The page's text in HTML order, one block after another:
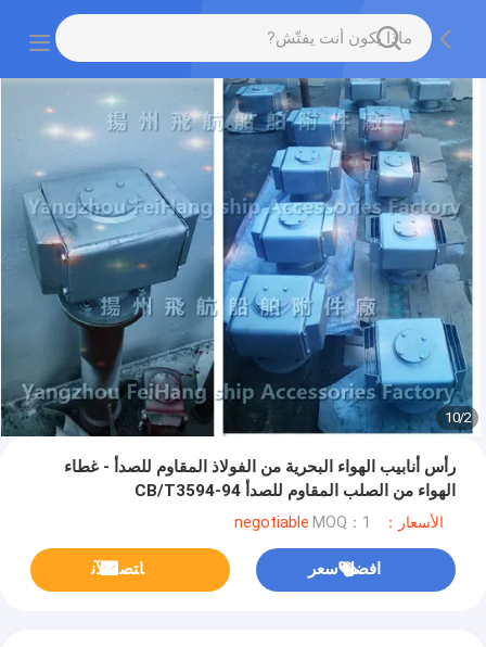
2
/
10
رأس أنابيب الهواء البحرية من الفولاذ المقاوم للصدأ - غطاء
الهواء من الصلب المقاوم للصدأ CB/T3594-94
الأسعار：negotiable MOQ：1
افضل سعر ﺎﺘﺼﻟ ﺍﻶﻧ